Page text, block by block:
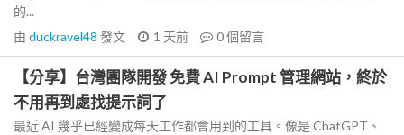
的...
由 duckravel48 發文 1 天前 0個留言
【分享】台灣團隊開發 免費 AI Prompt 管理網站，終於
不用再到處找提示詞了
最近 AI 幾乎已經變成每天工作都會用到的工具。像是 ChatGPT、